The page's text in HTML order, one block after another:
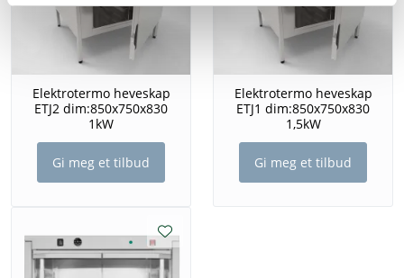
Elektrotermo heveskap
ETJ2 dim:850x750x830
1kW
Gi meg et tilbud
Elektrotermo heveskap
ETJ1 dim:850x750x830
1,5kW
Gi meg et tilbud